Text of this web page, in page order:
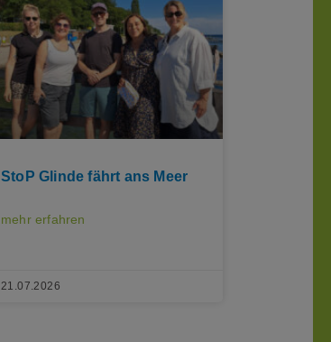
StoP Glinde fährt ans Meer
mehr erfahren
21.07.2026